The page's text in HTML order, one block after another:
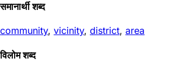
समानार्थी शब्द
community, vicinity, district, area
विलोम शब्द